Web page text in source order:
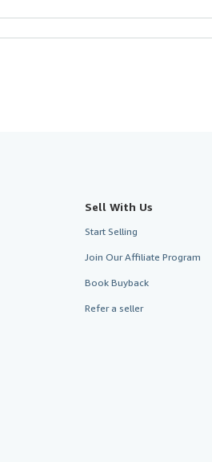
Sell With Us
Start Selling
Join Our Affiliate Program
Book Buyback
Refer a seller